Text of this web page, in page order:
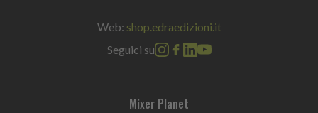
Web: shop.edraedizioni.it
Seguici su
Mixer Planet